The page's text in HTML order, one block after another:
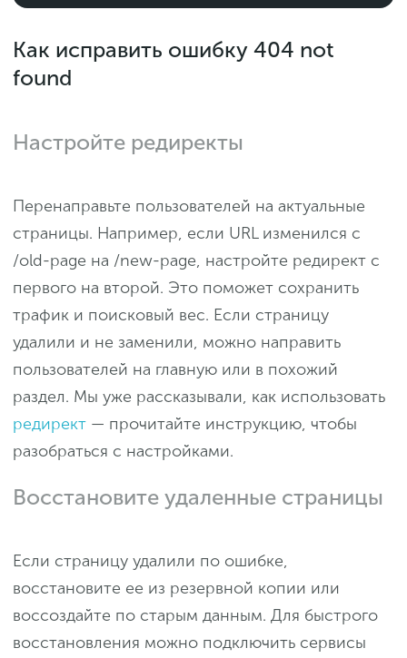
Как исправить ошибку 404 not
found
Настройте редиректы
Перенаправьте пользователей на актуальные
страницы. Например, если URL изменился с
/old-page на /new-page, настройте редирект с
первого на второй. Это поможет сохранить
трафик и поисковый вес. Если страницу
удалили и не заменили, можно направить
пользователей на главную или в похожий
раздел. Мы уже рассказывали, как использовать
редирект — прочитайте инструкцию, чтобы
разобраться с настройками.
Восстановите удаленные страницы
Если страницу удалили по ошибке,
восстановите ее из резервной копии или
воссоздайте по старым данным. Для быстрого
восстановления можно подключить сервисы